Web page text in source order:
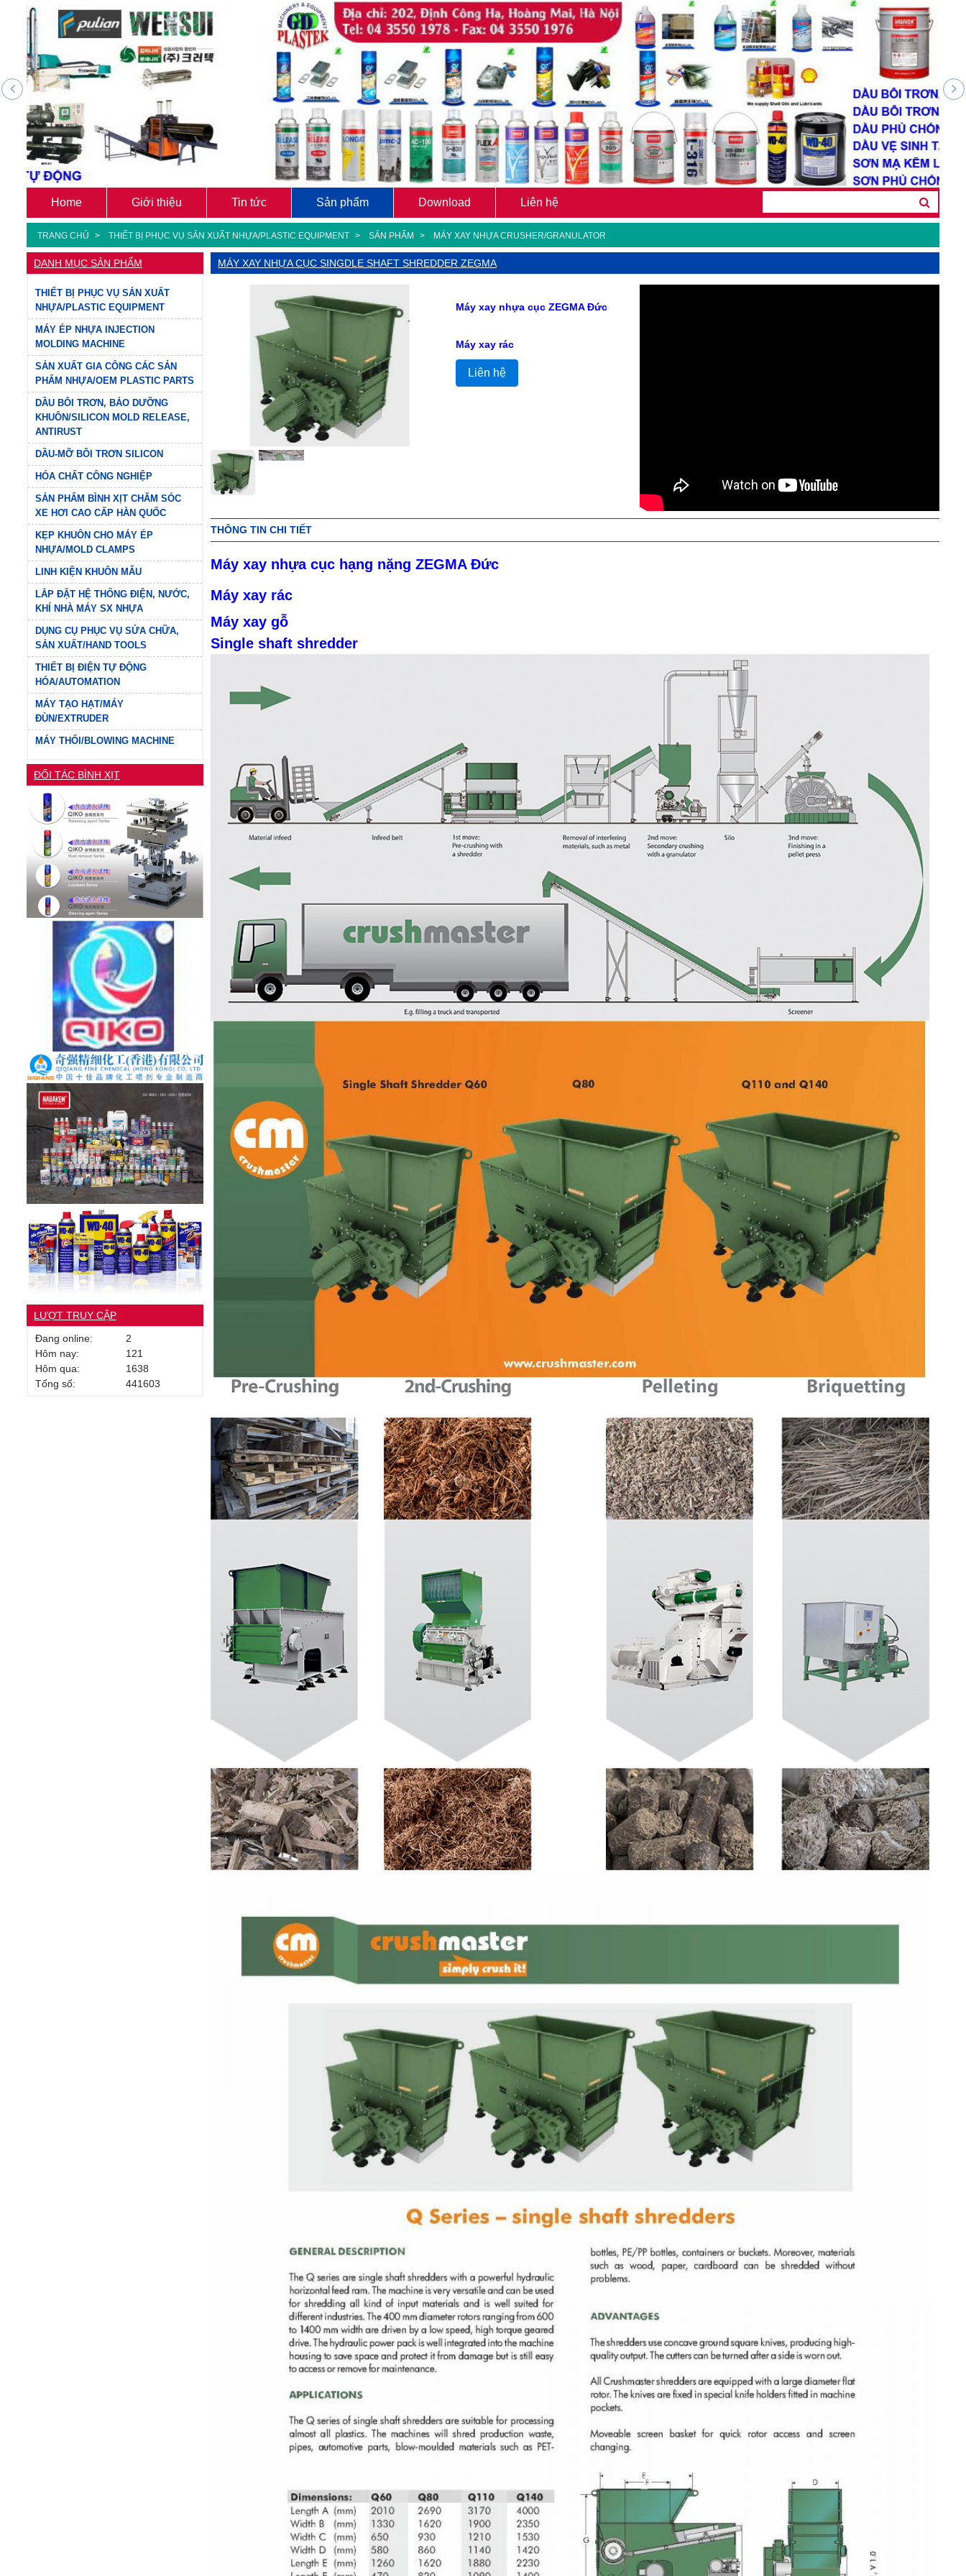
Home Giới thiệu Tin tức Sản phẩm Download Liên hệ
TRANG CHỦ THIẾT BỊ PHỤC VỤ SẢN XUẤT NHỰA/PLASTIC EQUIPMENT SẢN PHẨM MÁY XAY NHỰA CRUSHER/GRANULATOR
DANH MỤC SẢN PHẨM
THIẾT BỊ PHỤC VỤ SẢN XUẤT
NHỰA/PLASTIC EQUIPMENT
MÁY ÉP NHỰA INJECTION
MOLDING MACHINE
SẢN XUẤT GIA CÔNG CÁC SẢN
PHẨM NHỰA/OEM PLASTIC PARTS
DẦU BÔI TRƠN, BẢO DƯỠNG
KHUÔN/SILICON MOLD RELEASE,
ANTIRUST
DẦU-MỠ BÔI TRƠN SILICON
HÓA CHẤT CÔNG NGHIỆP
SẢN PHẨM BÌNH XỊT CHĂM SÓC
XE HƠI CAO CẤP HÀN QUỐC
KẸP KHUÔN CHO MÁY ÉP
NHỰA/MOLD CLAMPS
LINH KIỆN KHUÔN MẪU
LẮP ĐẶT HỆ THỐNG ĐIỆN, NƯỚC,
KHÍ NHÀ MÁY SX NHỰA
DỤNG CỤ PHỤC VỤ SỬA CHỮA,
SẢN XUẤT/HAND TOOLS
THIẾT BỊ ĐIỆN TỰ ĐỘNG
HÓA/AUTOMATION
MÁY TẠO HẠT/MÁY
ĐÙN/EXTRUDER
MÁY THỔI/BLOWING MACHINE
ĐỐI TÁC BÌNH XỊT
LƯỢT TRUY CẬP
Đang online:
2
Hôm nay:
121
Hôm qua:
1638
Tống số:
441603
MÁY XAY NHỰA CỤC SINGDLE SHAFT SHREDDER ZEGMA
Máy xay nhựa cục ZEGMA Đức
Máy xay rác
Liên hệ
THÔNG TIN CHI TIẾT
Máy xay nhựa cục hạng nặng ZEGMA Đức
Máy xay rác
Máy xay gỗ
Single shaft shredder